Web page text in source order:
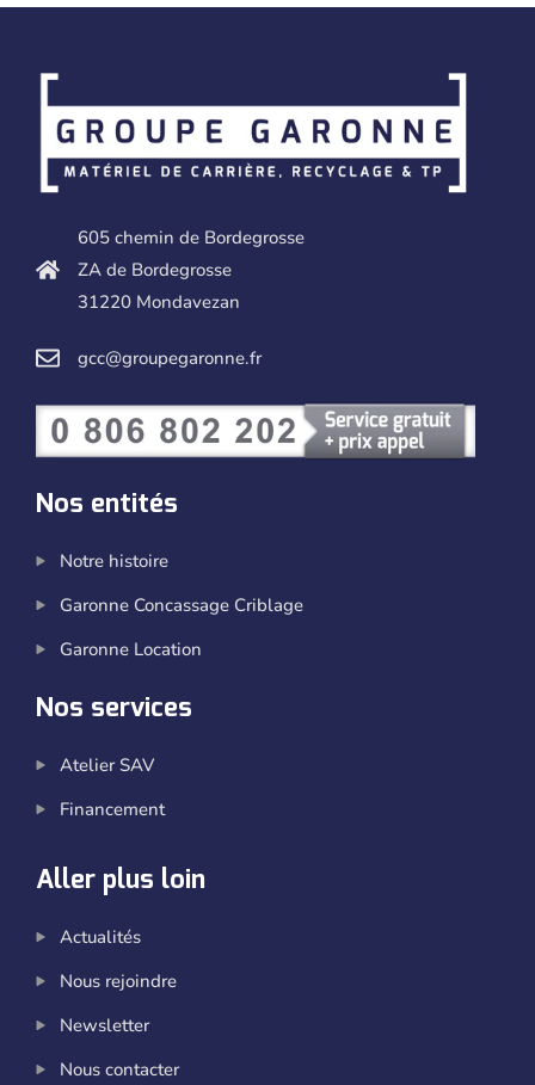
605 chemin de Bordegrosse
ZA de Bordegrosse
31220 Mondavezan
gcc@groupegaronne.fr
Nos entités
Notre histoire
Garonne Concassage Criblage
Garonne Location
Nos services
Atelier SAV
Financement
Aller plus loin
Actualités
Nous rejoindre
Newsletter
Nous contacter